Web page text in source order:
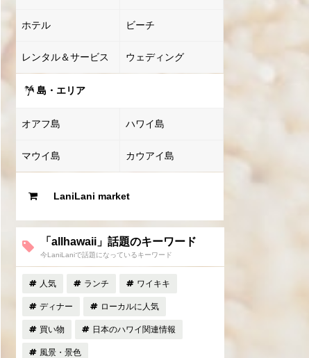
ホテル ビーチ
レンタル＆サービス ウェディング
島・エリア
オアフ島 ハワイ島
マウイ島 カウアイ島
LaniLani market
「allhawaii」話題のキーワード
今LaniLaniで話題になっているキーワード
人気 ランチ ワイキキ
ディナー ローカルに人気
買い物 日本のハワイ関連情報
風景・景色